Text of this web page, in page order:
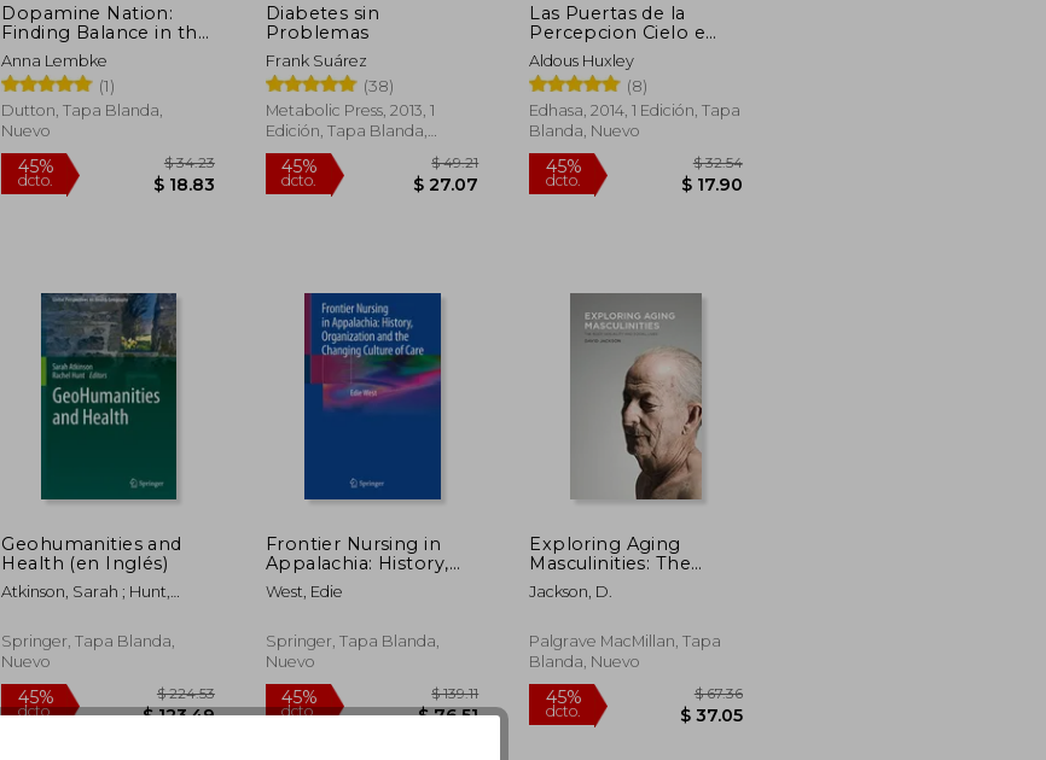
Dopamine Nation:
Finding Balance in the
age of Indulgence (en
Inglés)
Anna Lembke
(1)
Dutton, Tapa Blanda,
Nuevo
45%
dcto.
Diabetes sin
Problemas
Frank Suárez
(38)
Metabolic Press, 2013, 1
Edición, Tapa Blanda,
Nuevo
45%
dcto.
Las Puertas de la
Percepcion Cielo e
Infierno
Aldous Huxley
(8)
Edhasa, 2014, 1 Edición, Tapa
Blanda, Nuevo
45%
dcto.
Geohumanities and
Health (en Inglés)
Atkinson, Sarah ; Hunt,
Springer, Tapa Blanda,
Nuevo
Frontier Nursing in
Appalachia: History,
Organization and the
Changing Culture of
West, Edie
Springer, Tapa Blanda,
Nuevo
Exploring Aging
Masculinities: The
Body, Sexuality and
Social Lives (en Inglés)
Jackson, D.
Palgrave MacMillan, Tapa
Blanda, Nuevo